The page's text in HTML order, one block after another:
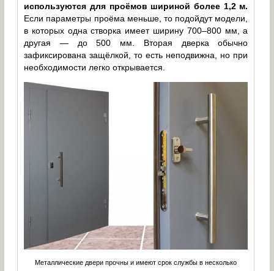
используются для проёмов шириной более 1,2 м.
Если параметры проёма меньше, то подойдут модели,
в которых одна створка имеет ширину 700–800 мм, а
другая — до 500 мм. Вторая дверка обычно
зафиксирована защёлкой, то есть неподвижна, но при
необходимости легко открывается.
Металлические двери прочны и имеют срок службы в несколько